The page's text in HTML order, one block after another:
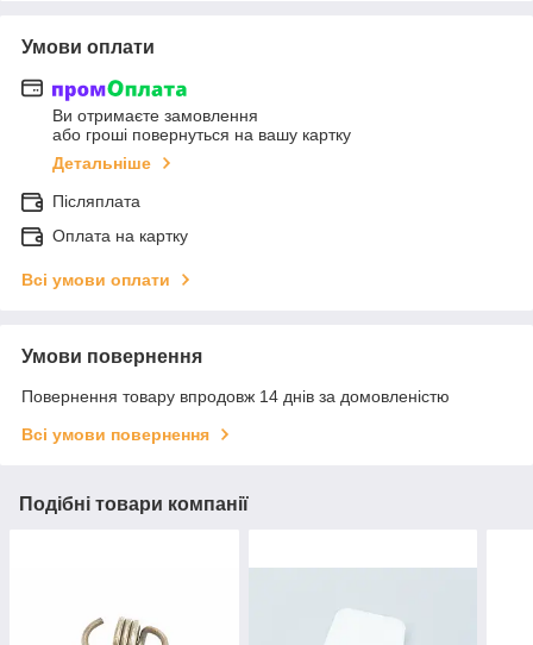
Умови оплати
Ви отримаєте замовлення
або гроші повернуться на вашу картку
Детальніше
Післяплата
Оплата на картку
Всі умови оплати
Умови повернення
Повернення товару впродовж 14 днів за домовленістю
Всі умови повернення
Подібні товари компанії